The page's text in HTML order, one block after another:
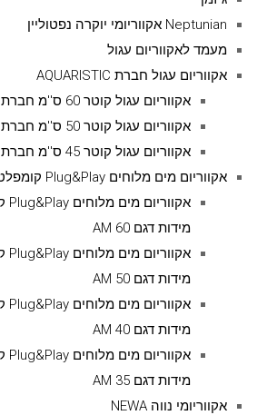
Neptunian אקווריומי יוקרה נפטוליין
מעמד לאקווריום עגול
אקווריום עגול חברת AQUARISTIC
אקווריום עגול קוטר 60 ס''מ חברת AQUARISTIC
אקווריום עגול קוטר 50 ס''מ חברת AQUARISTIC
אקווריום עגול קוטר 45 ס''מ חברת AQUARISTIC
אקווריום מים מלוחים Plug&Play קומפלט
מידות דגם AM 60
מידות דגם AM 50
מידות דגם AM 40
מידות דגם AM 35
אקווריומי נווה NEWA